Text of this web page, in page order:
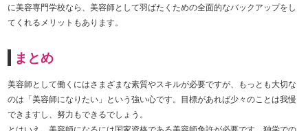
に美容専門学校なら、美容師として羽ばたくための全面的なバックアップをし
てくれるメリットもあります。
まとめ
美容師として働くにはさまざまな素質やスキルが必要ですが、もっとも大切な
のは「美容師になりたい」という強い心です。目標があれば少々のことは我慢
できますし、努力もできるでしょう。
とはいえ、美容師になるには国家資格である美容師免許が必要です。独学での